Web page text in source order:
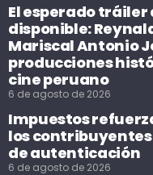
El esperado tráiler
disponible:
Mariscal Antonio
producciones
cine peruano
6 de agosto de 2026
Impuestos
los
de autenticación
6 de agosto de 2026